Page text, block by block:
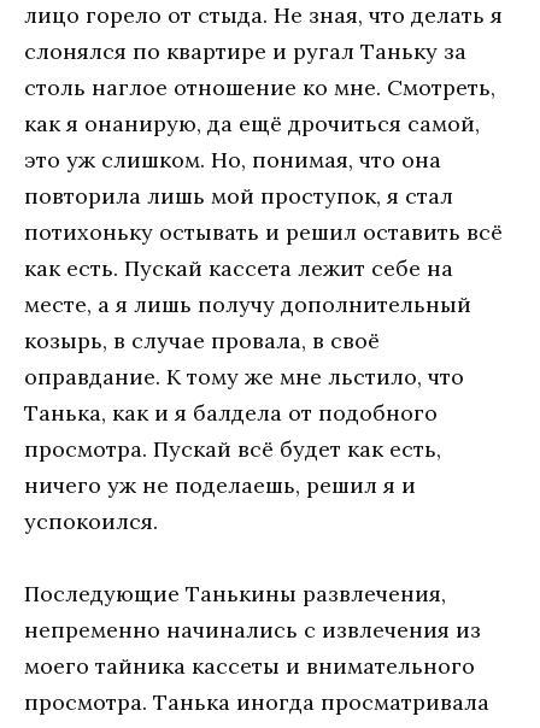
лицо горело от стыда. Не зная, что делать я
слонялся по квартире и ругал Таньку за
столь наглое отношение ко мне. Смотреть,
как я онанирую, да ещё дрочиться самой,
это уж слишком. Но, понимая, что она
повторила лишь мой проступок, я стал
потихоньку остывать и решил оставить всё
как есть. Пускай кассета лежит себе на
месте, а я лишь получу дополнительный
козырь, в случае провала, в своё
оправдание. К тому же мне льстило, что
Танька, как и я балдела от подобного
просмотра. Пускай всё будет как есть,
ничего уж не поделаешь, решил я и
успокоился.
Последующие Танькины развлечения,
непременно начинались с извлечения из
моего тайника кассеты и внимательного
просмотра. Танька иногда просматривала